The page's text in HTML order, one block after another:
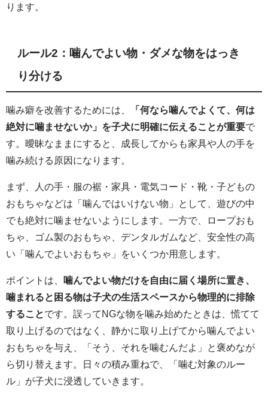
ります。
ルール2：噛んでよい物・ダメな物をはっき
り分ける
噛み癖を改善するためには、
「何なら噛んでよくて、何は
絶対に噛ませないか」を子犬に明確に伝えることが重要で
す。曖昧なままにすると、成長してからも家具や人の手を
噛み続ける原因になります。
まず、人の手・服の裾・家具・電気コード・靴・子どもの
おもちゃなどは「噛んではいけない物」として、遊びの中
でも絶対に噛ませないようにします。一方で、ロープおも
ちゃ、ゴム製のおもちゃ、デンタルガムなど、安全性の高
い「噛んでよいおもちゃ」をいくつか用意します。
ポイントは、
噛んでよい物だけを自由に届く場所に置き、
噛まれると困る物は子犬の生活スペースから物理的に排除
することです。誤ってNGな物を噛み始めたときは、慌てて
取り上げるのではなく、静かに取り上げてから噛んでよい
おもちゃを与え、「そう、それを噛むんだよ」と褒めなが
ら切り替えます。日々の積み重ねで、「噛む対象のルー
ル」が子犬に浸透していきます。